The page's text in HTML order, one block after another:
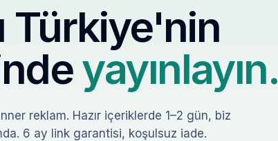
Türkiye'nin
yayınlayın.
reklam. Hazır içeriklerde 1–2 gün, biz
6 ay link garantisi, koşulsuz iade.